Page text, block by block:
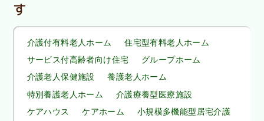
す
介護付有料老人ホーム
住宅型有料老人ホーム
サービス付高齢者向け住宅
グループホーム
介護老人保健施設
養護老人ホーム
特別養護老人ホーム
介護療養型医療施設
ケアハウス
ケアホーム
小規模多機能型居宅介護